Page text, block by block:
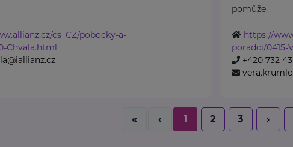
cs_CZ/pobocky-a-
Chvala.html
pomůže.
https://
poradci/0415-
+420 732
« ‹ 1 2 3 ›